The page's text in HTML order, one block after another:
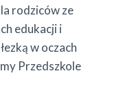
rodziców ze
edukacji i
w oczach
Przedszkole